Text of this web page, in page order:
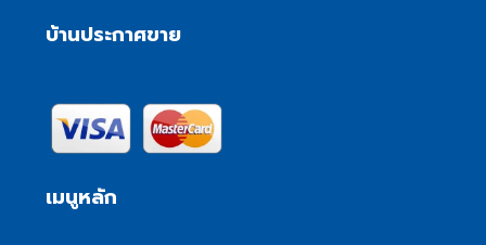
บ้านประกาศขาย
เมนูหลัก